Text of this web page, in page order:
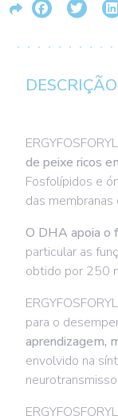
DESCRIÇÃO
de peixe ricos
Fosfolípidos e
das membranas
O DHA apoia o
particular as
obtido por 250
para o
aprendizagem,
envolvido na